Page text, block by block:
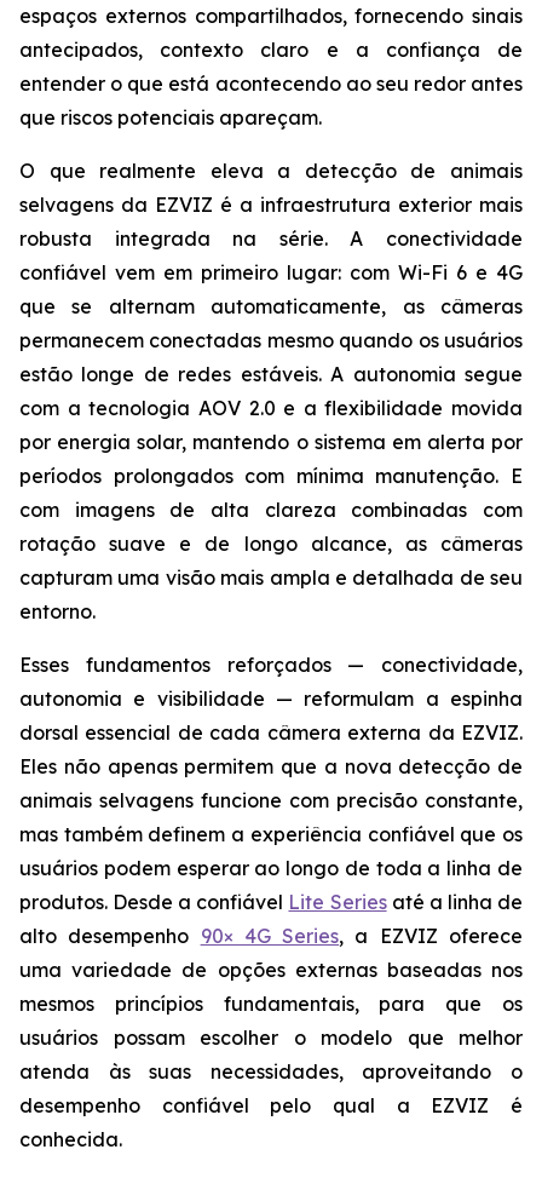
espaços externos compartilhados, fornecendo sinais
antecipados, contexto claro e a confiança de
entender o que está acontecendo ao seu redor antes
que riscos potenciais apareçam.
O que realmente eleva a detecção de animais
selvagens da EZVIZ é a infraestrutura exterior mais
robusta integrada na série. A conectividade
confiável vem em primeiro lugar: com Wi-Fi 6 e 4G
que se alternam automaticamente, as câmeras
permanecem conectadas mesmo quando os usuários
estão longe de redes estáveis. A autonomia segue
com a tecnologia AOV 2.0 e a flexibilidade movida
por energia solar, mantendo o sistema em alerta por
períodos prolongados com mínima manutenção. E
com imagens de alta clareza combinadas com
rotação suave e de longo alcance, as câmeras
capturam uma visão mais ampla e detalhada de seu
entorno.
Esses fundamentos reforçados — conectividade,
autonomia e visibilidade — reformulam a espinha
dorsal essencial de cada câmera externa da EZVIZ.
Eles não apenas permitem que a nova detecção de
animais selvagens funcione com precisão constante,
mas também definem a experiência confiável que os
usuários podem esperar ao longo de toda a linha de
produtos. Desde a confiável Lite Seriesaté a linha de
alto desempenho 90× 4G Series, a EZVIZ oferece
uma variedade de opções externas baseadas nos
mesmos princípios fundamentais, para que os
usuários possam escolher o modelo que melhor
atenda às suas necessidades, aproveitando o
desempenho confiável pelo qual a EZVIZ é
conhecida.